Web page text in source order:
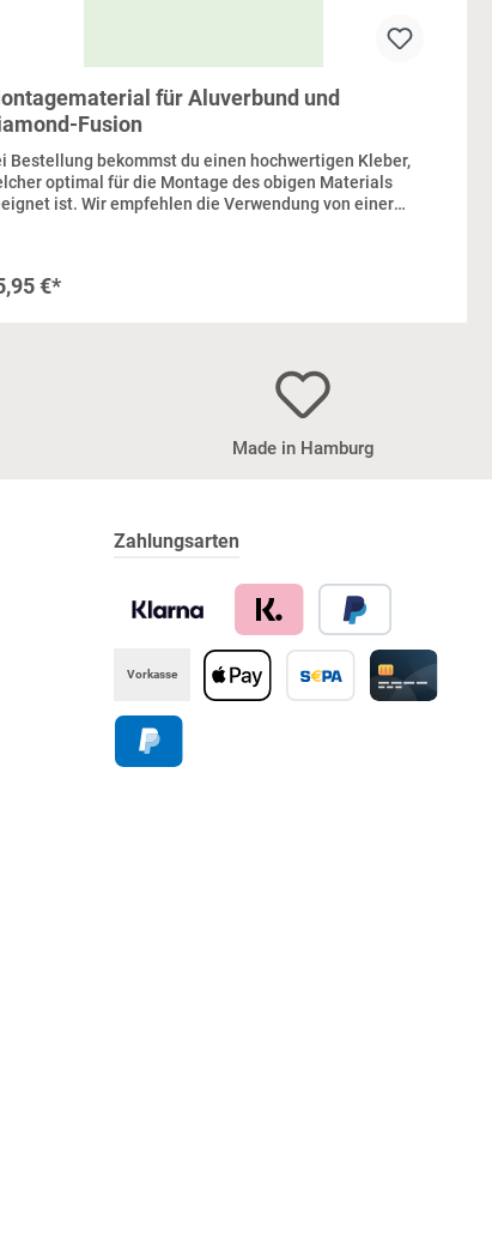
für Aluverbund und
Fusion
Bestellung bekommst du einen hochwertigen Kleber,
optimal für die Montage des obigen Materials
ist. Wir empfehlen die Verwendung von einer
Küchen-, Duschrückwand und
€*
Made in Hamburg
Zahlungsarten
Vorkasse